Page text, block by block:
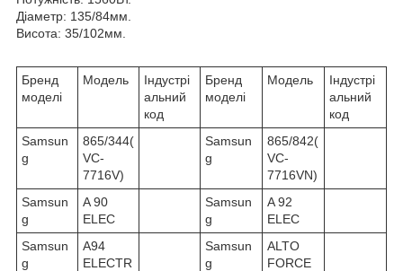
Діаметр: 135/84мм.
Висота: 35/102мм.
Бренд
моделі
Модель
Індустрі
альний
код
Бренд
моделі
Модель
Індустрі
альний
код
Samsun
g
865/344(
VC-
7716V)
Samsun
g
865/842(
VC-
7716VN)
Samsun
g
A 90
ELEC
Samsun
g
A 92
ELEC
Samsun
g
A94
ELECTR
Samsun
g
ALTO
FORCE